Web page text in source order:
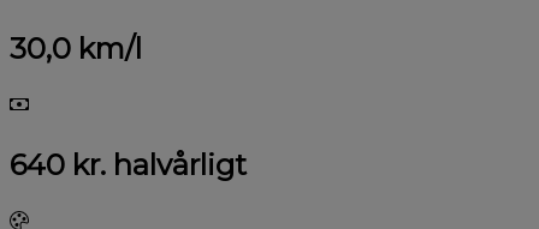
30,0 km/l
640 kr. halvårligt